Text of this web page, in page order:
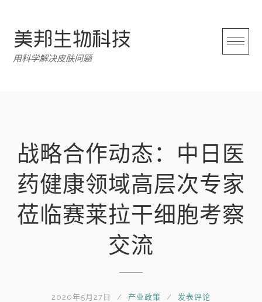
用科学解决皮肤问题
战略合作动态：中日医
药健康领域高层次专家
莅临赛莱拉干细胞考察
交流
2020年5月27日 产业政策 发表评论